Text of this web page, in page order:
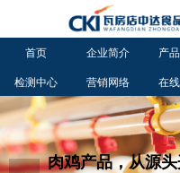
肉鸡产品，从源
检测中心 营销网络 在
首页 企业简介 产